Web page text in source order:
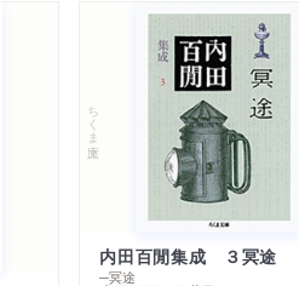
ちくま文庫
内田百閒集成 ３冥途
─冥途